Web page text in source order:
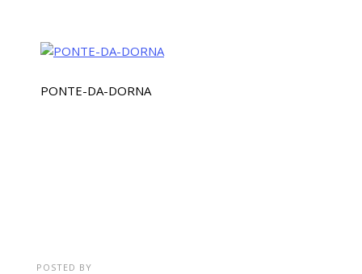
PONTE-DA-DORNA
POSTED BY